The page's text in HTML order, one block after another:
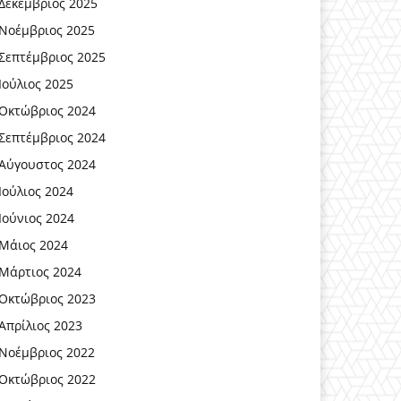
2025
2025
2025
2024
2024
2024
2024
2024
2024
2024
2023
2023
2022
2022